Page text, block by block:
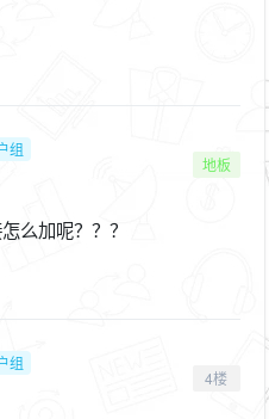
组
地板
么加呢？？？
组
4楼